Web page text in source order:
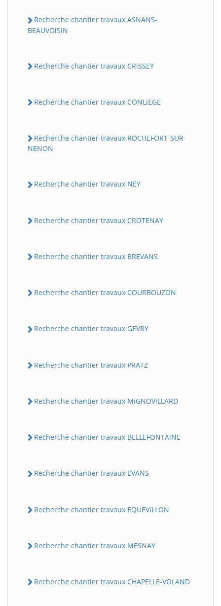
Recherche chantier travaux ASNANS-
BEAUVOiSiN
Recherche chantier travaux CRiSSEY
Recherche chantier travaux CONLiEGE
Recherche chantier travaux ROCHEFORT-SUR-
NENON
Recherche chantier travaux NEY
Recherche chantier travaux CROTENAY
Recherche chantier travaux BREVANS
Recherche chantier travaux COURBOUZON
Recherche chantier travaux GEVRY
Recherche chantier travaux PRATZ
Recherche chantier travaux MiGNOViLLARD
Recherche chantier travaux BELLEFONTAiNE
Recherche chantier travaux EVANS
Recherche chantier travaux EQUEViLLON
Recherche chantier travaux MESNAY
Recherche chantier travaux CHAPELLE-VOLAND